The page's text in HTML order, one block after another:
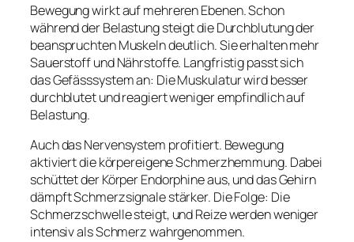
Bewegung wirkt auf mehreren Ebenen. Schon
während der Belastung steigt die Durchblutung der
beanspruchten Muskeln deutlich. Sie erhalten mehr
Sauerstoff und Nährstoffe. Langfristig passt sich
das Gefässsystem an: Die Muskulatur wird besser
durchblutet und reagiert weniger empfindlich auf
Belastung.
Auch das Nervensystem profitiert. Bewegung
aktiviert die körpereigene Schmerzhemmung. Dabei
schüttet der Körper Endorphine aus, und das Gehirn
dämpft Schmerzsignale stärker. Die Folge: Die
Schmerzschwelle steigt, und Reize werden weniger
intensiv als Schmerz wahrgenommen.